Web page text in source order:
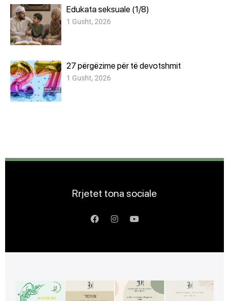
Edukata seksuale (1/8)
1 Gusht, 2026
27 përgëzime për të devotshmit
1 Gusht, 2026
Rrjetet tona sociale